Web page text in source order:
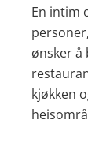
En intim
ønsker å
kjøkken